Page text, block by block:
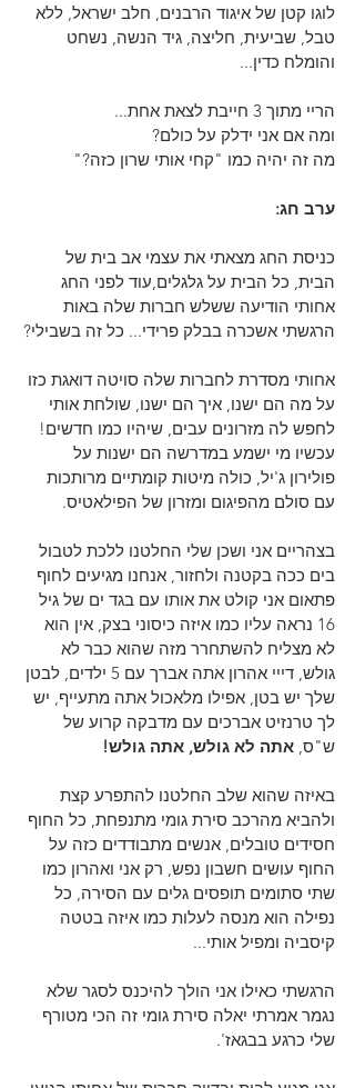
לוגו קטן של איגוד הרבנים, חלב ישראל, ללא
טבל, שביעית, חליצה, גיד הנשה, נשחט
והומלח כדין...
הריי מתוך 3 חייבת לצאת אחת...
ומה אם אני ידלק על כולם?
מה זה יהיה כמו "קחי אותי שרון כזה?"
ערב חג:
כניסת החג מצאתי את עצמי אב בית של
הבית, כל הבית על גלגלים,עוד לפני החג
אחותי הודיעה ששלש חברות שלה באות
הרגשתי אשכרה בבלק פרידי... כל זה בשבילי?
אחותי מסדרת לחברות שלה סויטה דואגת כזו
על מה הם ישנו, איך הם ישנו, שולחת אותי
לחפש לה מזרונים עבים, שיהיו כמו חדשים!
עכשיו מי ישמע במדרשה הם ישנות על
פולירון ג'יל, כולה מיטות קומתיים מרותכות
עם סולם מהפיגום ומזרון של הפילאטיס.
בצהריים אני ושכן שלי החלטנו ללכת לטבול
בים ככה בקטנה ולחזור, אנחנו מגיעים לחוף
פתאום אני קולט את אותו עם בגד ים של גיל
16 נראה עליו כמו איזה כיסוני בצק, אין הוא
לא מצליח להשתחרר מזה שהוא כבר לא
גולש, דייי אהרון אתה אברך עם 5 ילדים, לבטן
שלך יש בטן, אפילו מלאכול אתה מתעייף, יש
לך טרנזיט אברכים עם מדבקה קרוע של
ש"ס, אתה לא גולש, אתה גולש!
באיזה שהוא שלב החלטנו להתפרע קצת
ולהביא מהרכב סירת גומי מתנפחת, כל החוף
חסידים טובלים, אנשים מתבודדים כזה על
החוף עושים חשבון נפש, רק אני ואהרון כמו
שתי סתומים תופסים גלים עם הסירה, כל
נפילה הוא מנסה לעלות כמו איזה בטטה
קיסביה ומפיל אותי...
הרגשתי כאילו אני הולך להיכנס לסגר שלא
נגמר אמרתי יאלה סירת גומי זה הכי מטורף
שלי כרגע בבגאז'.